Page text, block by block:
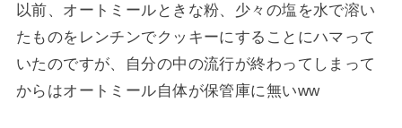
以前、オートミールときな粉、少々の塩を水で溶い
たものをレンチンでクッキーにすることにハマって
いたのですが、自分の中の流行が終わってしまって
からはオートミール自体が保管庫に無いww